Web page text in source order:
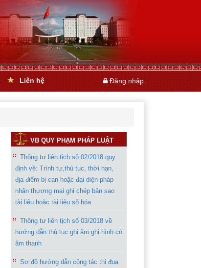
Liên hệ Đăng nhập
VB QUY PHẠM PHÁP LUẬT
Thông tư liên tịch số 02/2018 quy
định về: Trình tự,thủ tục, thời hạn,
địa điểm bị can hoặc đại diện pháp
nhân thương mại ghi chép bản sao
tài liệu hoặc tài liệu số hóa
Thông tư liên tịch số 03/2018 về
hướng dẫn thủ tục ghi âm ghi hình có
âm thanh
Sơ đồ hướng dẫn công tác thi đua